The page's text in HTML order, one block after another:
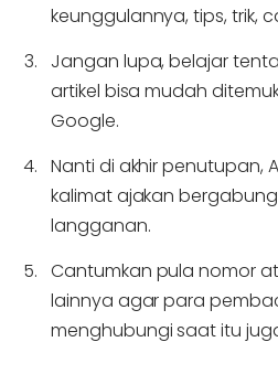
keunggulannya, tips, trik,
Jangan lupa, belajar
artikel bisa mudah
Google.
Nanti di akhir penutupan,
kalimat ajakan
langganan.
Cantumkan pula nomor
lainnya agar para
menghubungi saat itu